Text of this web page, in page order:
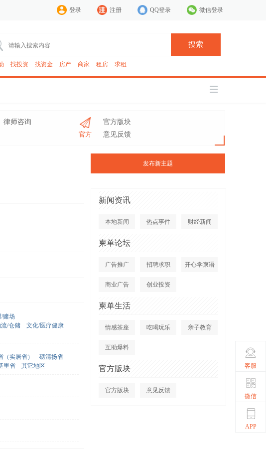
登录 注册 QQ登录 微信登录
搜索
找投资 找资金 房产 商家 租房 求租
律师咨询
官方
官方版块
意见反馈
发布新主题
新闻资讯
本地新闻 热点事件 财经新闻
柬单论坛
广告推广 招聘求职 开心学柬语
商业广告 创业投资
柬单生活
情感茶座 吃喝玩乐 亲子教育
互助爆料
官方版块
官方版块 意见反馈
赌场
/仓储
文化/医疗健康
（实居省）
磅清扬省
里省 其它地区 客服
微信
APP